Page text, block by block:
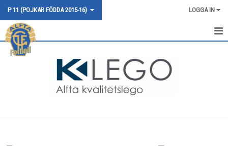
P 11 (POJKAR FÖDDA 2015-16) LOGGA IN
HEM